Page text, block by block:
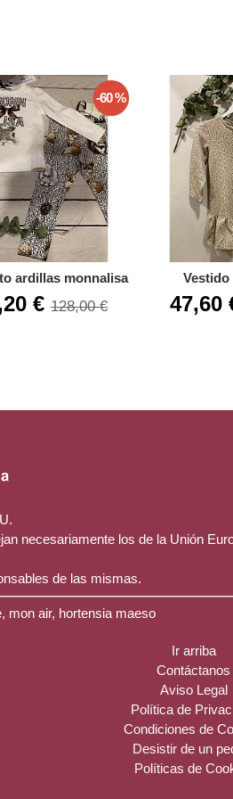
-60 %
ardillas monnalisa
€ 128,00 €
Vestido
47,60
necesariamente los de la Unión
de las mismas.
mon air, hortensia maeso
Ir arriba
Contáctanos
Aviso Legal
Política de
Condiciones de
Desistir de un
Políticas de